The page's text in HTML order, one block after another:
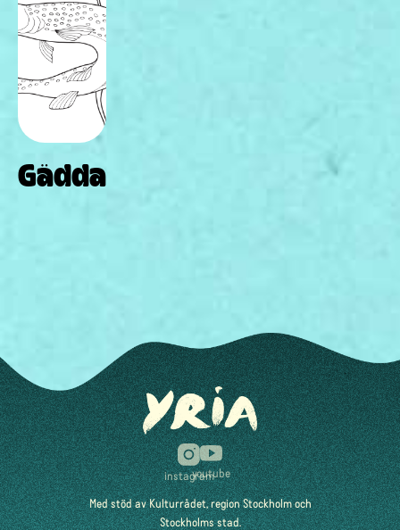
Gädda
instagram
youtube
Med stöd av Kulturrådet, region Stockholm och
Stockholms stad.